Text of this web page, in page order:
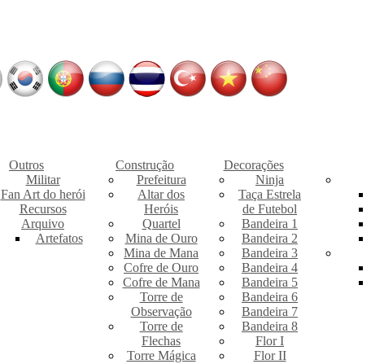
Outros
Militar
Fan Art do herói
Recursos
Arquivo
Artefatos
Construção
Prefeitura
Altar dos
Heróis
Quartel
Mina de Ouro
Mina de Mana
Cofre de Ouro
Cofre de Mana
Torre de
Observação
Torre de
Flechas
Torre Mágica
Decorações
Ninja
Taça Estrela
de Futebol
Bandeira 1
Bandeira 2
Bandeira 3
Bandeira 4
Bandeira 5
Bandeira 6
Bandeira 7
Bandeira 8
Flor I
Flor II